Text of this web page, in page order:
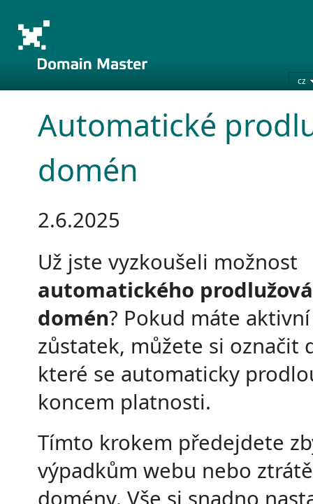
cz
Automatické
domén
2.6.2025
Už jste vyzkoušeli možnost
automatického
domén? Pokud máte
zůstatek, můžete si označit
které se automaticky
koncem platnosti.
Tímto krokem předejdete
výpadkům webu nebo
domény. Vše si snadno